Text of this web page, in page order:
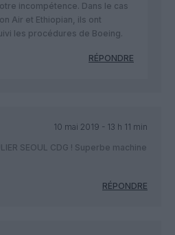
incompétence. Dans le cas
Air et Ethiopian, ils ont
les procédures de Boeing.
RÉPONDRE
10 mai 2019 - 13 h 11 min
SEOUL CDG ! Superbe machine
RÉPONDRE